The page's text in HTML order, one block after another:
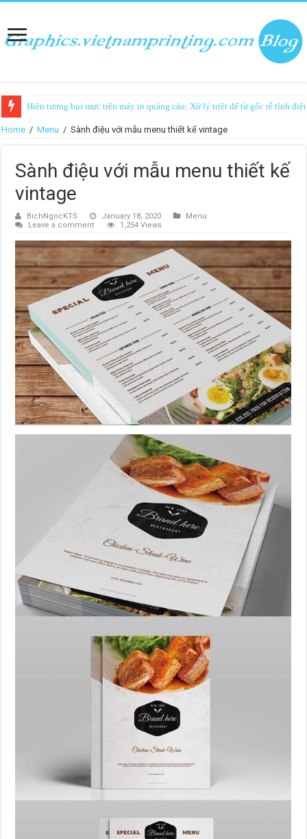
Hiện tượng bụi mực trên máy in quảng cáo: Xử lý triệt để từ gốc rễ tĩnh
Home / Menu / Sành điệu với mẫu menu thiết kế vintage
Sành điệu với mẫu menu thiết kế
vintage
BichNgocKTS January 18, 2020
Menu
Leave a comment
1,254 Views